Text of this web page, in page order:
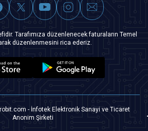
Tarafımıza düzenlenecek faturaların Temel
düzenlenmesini rica ederiz.
- İnfotek Elektronik Sanayi ve Ticaret
Anonim Şirketi